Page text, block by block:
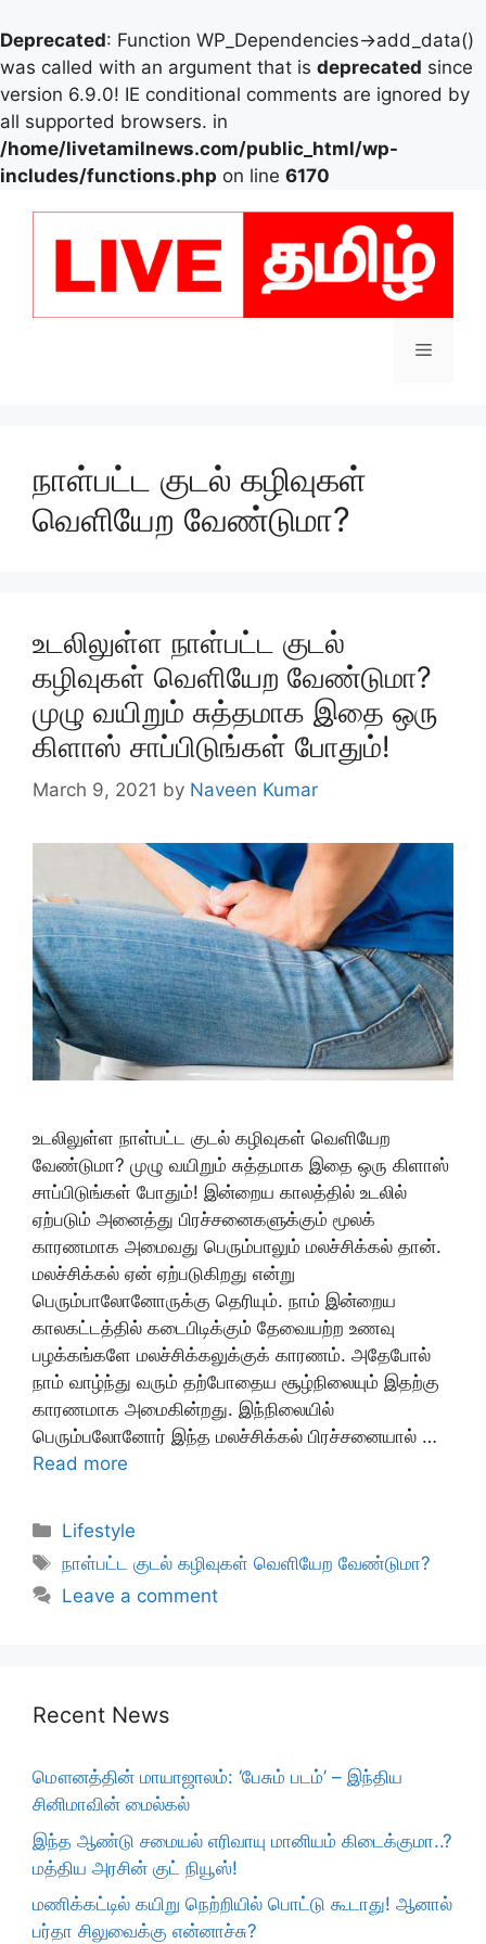
Deprecated: Function WP_Dependencies->add_data()
was called with an argument that is deprecated since
version 6.9.0! IE conditional comments are ignored by
all supported browsers. in
/home/livetamilnews.com/public_html/wp-
includes/functions.php on line 6170
Menu
நாள்பட்ட குடல் கழிவுகள்
வெளியேற வேண்டுமா?
உடலிலுள்ள நாள்பட்ட குடல்
கழிவுகள் வெளியேற வேண்டுமா?
முழு வயிறும் சுத்தமாக இதை ஒரு
கிளாஸ் சாப்பிடுங்கள் போதும்!
March 9, 2021 by Naveen Kumar
உடலிலுள்ள நாள்பட்ட குடல் கழிவுகள் வெளியேற
வேண்டுமா? முழு வயிறும் சுத்தமாக இதை ஒரு கிளாஸ்
சாப்பிடுங்கள் போதும்! இன்றைய காலத்தில் உடலில்
ஏற்படும் அனைத்து பிரச்சனைகளுக்கும் மூலக்
காரணமாக அமைவது பெரும்பாலும் மலச்சிக்கல் தான்.
மலச்சிக்கல் ஏன் ஏற்படுகிறது என்று
பெரும்பாலோனோருக்கு தெரியும். நாம் இன்றைய
காலகட்டத்தில் கடைபிடிக்கும் தேவையற்ற உணவு
பழக்கங்களே மலச்சிக்கலுக்குக் காரணம். அதேபோல்
நாம் வாழ்ந்து வரும் தற்போதைய சூழ்நிலையும் இதற்கு
காரணமாக அமைகின்றது. இந்நிலையில்
பெரும்பலோனோர் இந்த மலச்சிக்கல் பிரச்சனையால் …
Read more
Categories
Lifestyle
Tags
நாள்பட்ட குடல் கழிவுகள் வெளியேற வேண்டுமா?
Leave a comment
Recent News
மௌனத்தின் மாயாஜாலம்: ‘பேசும் படம்’ – இந்திய
சினிமாவின் மைல்கல்
இந்த ஆண்டு சமையல் எரிவாயு மானியம் கிடைக்குமா..?
மத்திய அரசின் குட் நியூஸ்!
மணிக்கட்டில் கயிறு நெற்றியில் பொட்டு கூடாது! ஆனால்
பர்தா சிலுவைக்கு என்னாச்சு?